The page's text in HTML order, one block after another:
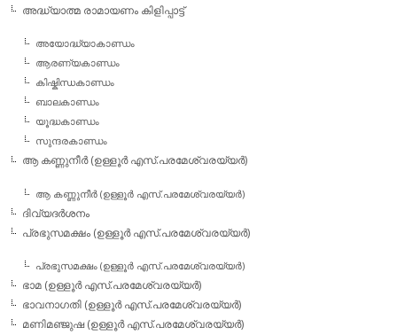
അദ്ധ്യാത്മ രാമായണം കിളിപ്പാട്ട്‌
അയോദ്ധ്യാകാണ്ഡം
ആരണ്യകാണ്ഡം
കിഷ്കിന്ധകാണ്ഡം
ബാലകാണ്ഡം
യൂദ്ധകാണ്ഡം
സുന്ദരകാണ്ഡം
ആ കണ്ണുനീര്‍ (ഉള്ളൂര്‍ എസ്.പരമേശ്വരയ്യര്‍)
ആ കണ്ണുനീര്‍ (ഉള്ളൂര്‍ എസ്.പരമേശ്വരയ്യര്‍)
ദിവ്യദര്‍ശനം
പ്രഭുസമക്ഷം (ഉള്ളൂര്‍ എസ്.പരമേശ്വരയ്യര്‍)
പ്രഭുസമക്ഷം (ഉള്ളൂര്‍ എസ്.പരമേശ്വരയ്യര്‍)
ഭാമ (ഉള്ളൂര്‍ എസ്.പരമേശ്വരയ്യര്‍)
ഭാവനാഗതി (ഉള്ളൂര്‍ എസ്.പരമേശ്വരയ്യര്‍)
മണിമഞ്ജുഷ (ഉള്ളൂര്‍ എസ്.പരമേശ്വരയ്യര്‍)